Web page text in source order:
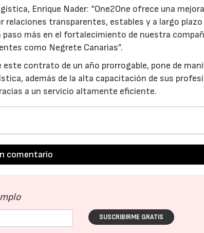
Enrique Nader: “One2One ofrece una mejora
transparentes, estables y a largo
más en el fortalecimiento de nuestra
como Negrete Canarias”.
este contrato de un año prorrogable, pone de
además de la alta capacitación de sus
a un servicio altamente eficiente.
comentario
SUSCRIBIRME GRATIS